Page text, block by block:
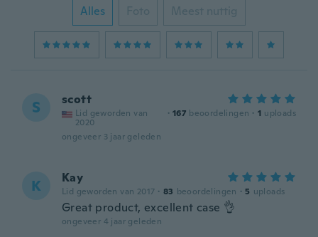
Alles Foto Meest nuttig
S scott
Lid geworden van
2020
· 167 beoordelingen · 1 uploads
ongeveer 3 jaar geleden
K Kay
Lid geworden van 2017 · 83 beoordelingen · 5 uploads
Great product, excellent case 👌
ongeveer 4 jaar geleden